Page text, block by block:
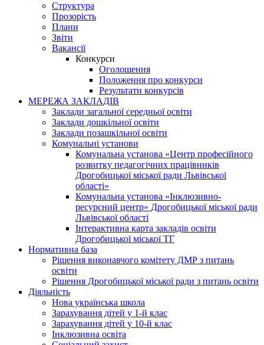
Структура
Прозорість
Плани
Звіти
Вакансії
Конкурси
Оголошення
Положення про конкурси
Результати конкурсів
МЕРЕЖА ЗАКЛАДІВ
Заклади загальної середньої освіти
Заклади дошкільної освіти
Заклади позашкільної освіти
Комунальні установи
Комунальна установа «Центр професійного
розвитку педагогічних працівників
Дрогобицької міської ради Львівської
області»
Комунальна установа «Інклюзивно-
ресурсний центр» Дрогобицької міської ради
Львівської області
Інтерактивна карта закладів освіти
Дрогобицької міської ТГ
Нормативна база
Рішення виконавчого комітету ДМР з питань
освіти
Рішення Дрогобицької міської ради з питань освіти
Діяльність
Нова українська школа
Зарахування дітей у 1-й клас
Зарахування дітей у 10-й клас
Інклюзивна освіта